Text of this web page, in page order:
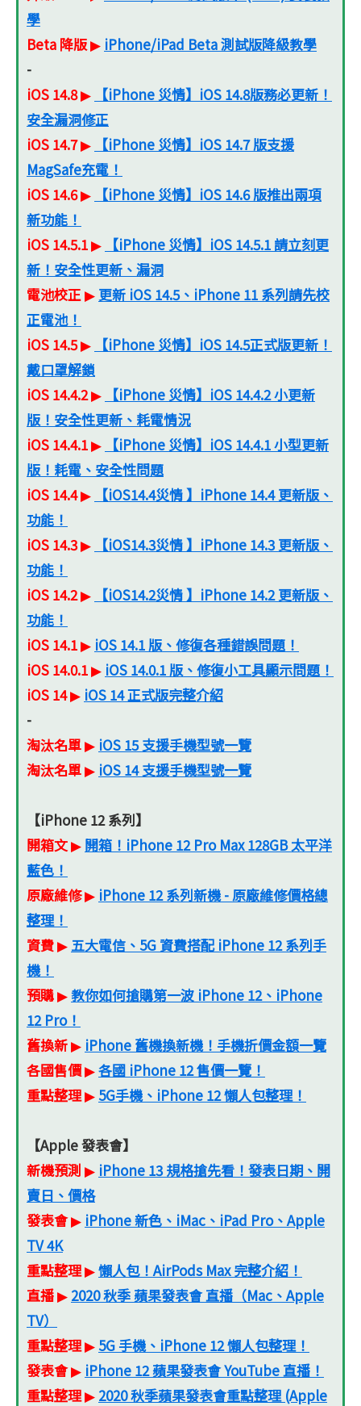
學
Beta 降版▶ iPhone/iPad Beta 測試版降級教學
-
iOS 14.8▶
【iPhone 災情】iOS 14.8版務必更新！
安全漏洞修正
iOS 14.7▶
【iPhone 災情】iOS 14.7 版支援
MagSafe充電！
iOS 14.6▶
【iPhone 災情】iOS 14.6 版推出兩項
新功能！
iOS 14.5.1▶
【iPhone 災情】iOS 14.5.1 請立刻更
新！安全性更新、漏洞
電池校正 ▶ 更新 iOS 14.5、iPhone 11 系列請先校
正電池！
iOS 14.5▶
【iPhone 災情】iOS 14.5正式版更新！
戴口罩解鎖
iOS 14.4.2▶
【iPhone 災情】iOS 14.4.2 小更新
版！安全性更新、耗電情況
iOS 14.4.1▶
【iPhone 災情】iOS 14.4.1 小型更新
版！耗電、安全性問題
iOS 14.4▶
【iOS14.4災情 】iPhone 14.4 更新版、
功能！
iOS 14.3▶
【iOS14.3災情 】iPhone 14.3 更新版、
功能！
iOS 14.2▶
【iOS14.2災情 】iPhone 14.2 更新版、
功能！
iOS 14.1▶ iOS 14.1 版、修復各種錯誤問題！
iOS 14.0.1▶ iOS 14.0.1 版、修復小工具顯示問題！
iOS 14▶ iOS 14 正式版完整介紹
-
淘汰名單▶ iOS 15 支援手機型號一覽
淘汰名單▶ iOS 14 支援手機型號一覽
【iPhone 12 系列】
開箱文▶ 開箱！iPhone 12 Pro Max 128GB 太平洋
藍色！
原廠維修▶ iPhone 12 系列新機 - 原廠維修價格總
整理！
資費▶ 五大電信、5G 資費搭配 iPhone 12 系列手
機！
預購▶教你如何搶購第一波 iPhone 12、iPhone
12 Pro！
舊換新▶ iPhone 舊機換新機！手機折價金額一覽
各國售價▶各國 iPhone 12 售價一覽！
重點整理▶ 5G手機、iPhone 12 懶人包整理！
【Apple 發表會】
新機預測 ▶ iPhone 13 規格搶先看！發表日期、開
賣日、價格
發表會▶ iPhone 新色、iMac、iPad Pro、Apple
TV 4K
重點整理▶懶人包！AirPods Max 完整介紹！
直播▶ 2020 秋季 蘋果發表會 直播（Mac、Apple
TV）
重點整理▶ 5G 手機、iPhone 12 懶人包整理！
發表會▶ iPhone 12 蘋果發表會 YouTube 直播！
重點整理▶ 2020 秋季蘋果發表會重點整理 (Apple